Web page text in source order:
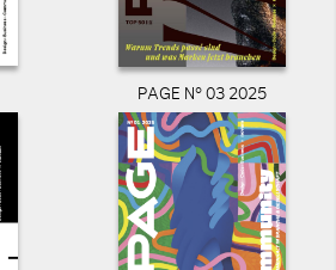
PAGE N° 03 2025